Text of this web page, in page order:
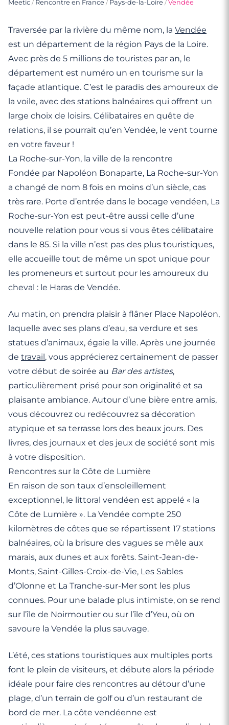
Meetic / Rencontre en France / Pays-de-la-Loire /Vendée
Traversée par la rivière du même nom, la Vendée
est un département de la région Pays de la Loire.
Avec près de 5 millions de touristes par an, le
département est numéro un en tourisme sur la
façade atlantique. C’est le paradis des amoureux de
la voile, avec des stations balnéaires qui offrent un
large choix de loisirs. Célibataires en quête de
relations, il se pourrait qu’en Vendée, le vent tourne
en votre faveur !
La Roche-sur-Yon, la ville de la rencontre
Fondée par Napoléon Bonaparte, La Roche-sur-Yon
a changé de nom 8 fois en moins d’un siècle, cas
très rare. Porte d’entrée dans le bocage vendéen, La
Roche-sur-Yon est peut-être aussi celle d’une
nouvelle relation pour vous si vous êtes célibataire
dans le 85. Si la ville n’est pas des plus touristiques,
elle accueille tout de même un spot unique pour
les promeneurs et surtout pour les amoureux du
cheval : le Haras de Vendée.
Au matin, on prendra plaisir à flâner Place Napoléon,
laquelle avec ses plans d’eau, sa verdure et ses
statues d’animaux, égaie la ville. Après une journée
de travail, vous apprécierez certainement de passer
votre début de soirée au Bar des artistes,
particulièrement prisé pour son originalité et sa
plaisante ambiance. Autour d’une bière entre amis,
vous découvrez ou redécouvrez sa décoration
atypique et sa terrasse lors des beaux jours. Des
livres, des journaux et des jeux de société sont mis
à votre disposition.
Rencontres sur la Côte de Lumière
En raison de son taux d’ensoleillement
exceptionnel, le littoral vendéen est appelé « la
Côte de Lumière ». La Vendée compte 250
kilomètres de côtes que se répartissent 17 stations
balnéaires, où la brisure des vagues se mêle aux
marais, aux dunes et aux forêts. Saint-Jean-de-
Monts, Saint-Gilles-Croix-de-Vie, Les Sables
d’Olonne et La Tranche-sur-Mer sont les plus
connues. Pour une balade plus intimiste, on se rend
sur l’île de Noirmoutier ou sur l’île d’Yeu, où on
savoure la Vendée la plus sauvage.
L’été, ces stations touristiques aux multiples ports
font le plein de visiteurs, et débute alors la période
idéale pour faire des rencontres au détour d’une
plage, d’un terrain de golf ou d’un restaurant de
bord de mer. La côte vendéenne est